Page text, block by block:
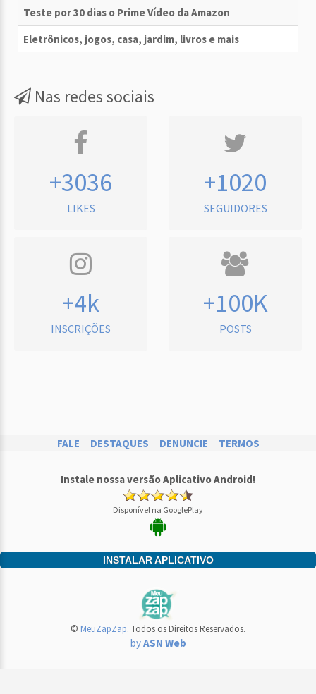
Teste por 30 dias o Prime Vídeo da Amazon
Eletrônicos, jogos, casa, jardim, livros e mais
Nas redes sociais
+3036
LIKES
+1020
SEGUIDORES
+4k
INSCRIÇÕES
+100K
POSTS
FALE DESTAQUES DENUNCIE TERMOS
Instale nossa versão Aplicativo Android!
Disponível na GooglePlay
INSTALAR APLICATIVO
© MeuZapZap. Todos os Direitos Reservados.
byASN Web